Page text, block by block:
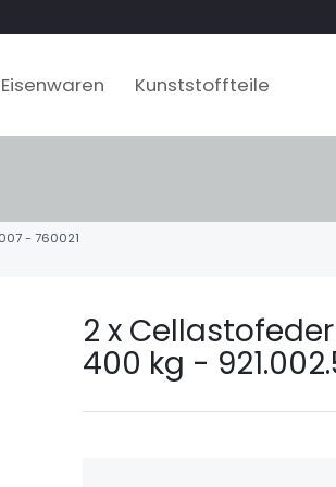
Eisenwaren Kunststoffteile
- 760021
2 x
400 kg -